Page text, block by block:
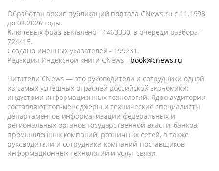
Обработан архив публикаций портала CNews.ru c 11.1998
до 08.2026 годы.
Ключевых фраз выявлено - 1463330, в очереди разбора -
724415.
Создано именных указателей - 199231.
Редакция Индексной книги CNews - book@cnews.ru
Читатели CNews — это руководители и сотрудники одной
из самых успешных отраслей российской экономики:
индустрии информационных технологий. Ядро аудитории
составляют топ-менеджеры и технические специалисты
департаментов информатизации федеральных и
региональных органов государственной власти, банков,
промышленных компаний, розничных сетей, а также
руководители и сотрудники компаний-поставщиков
информационных технологий и услуг связи.